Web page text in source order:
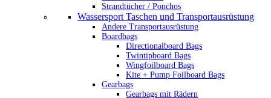
Strandtücher / Ponchos
Wassersport Taschen und Transportausrüstung
Andere Transportausrüstung
Boardbags
Directionalboard Bags
Twintipboard Bags
Wingfoilboard Bags
Kite + Pump Foilboard Bags
Gearbags
Gearbags mit Rädern